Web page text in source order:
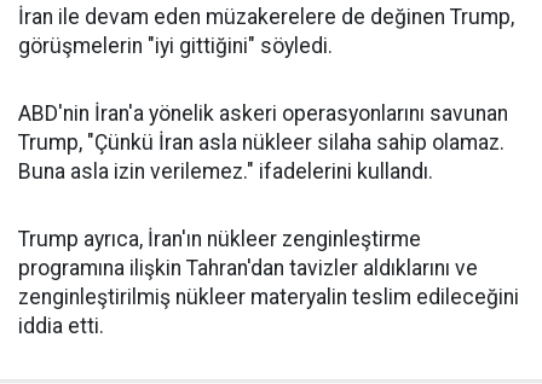
İran ile devam eden müzakerelere de değinen Trump,
görüşmelerin "iyi gittiğini" söyledi.
ABD'nin İran'a yönelik askeri operasyonlarını savunan
Trump, "Çünkü İran asla nükleer silaha sahip olamaz.
Buna asla izin verilemez." ifadelerini kullandı.
Trump ayrıca, İran'ın nükleer zenginleştirme
programına ilişkin Tahran'dan tavizler aldıklarını ve
zenginleştirilmiş nükleer materyalin teslim edileceğini
iddia etti.